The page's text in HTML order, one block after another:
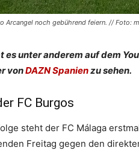
Arcangel noch gebührend feiern. // Foto:
unter anderem auf dem
vonDAZN Spanienzu sehen.
FC Burgos
steht der FC Málaga
Freitag gegen den